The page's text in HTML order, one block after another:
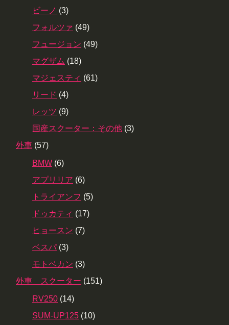
ビーノ (3)
フォルツァ (49)
フュージョン (49)
マグザム (18)
マジェスティ (61)
リード (4)
レッツ (9)
国産スクーター：その他 (3)
外車 (57)
BMW (6)
アプリリア (6)
トライアンフ (5)
ドゥカティ (17)
ヒョースン (7)
ベスパ (3)
モトベカン (3)
外車 スクーター (151)
RV250 (14)
SUM-UP125 (10)